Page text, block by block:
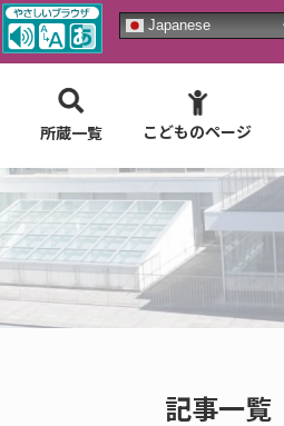
Japanese
所蔵一覧 こどものページ
記事一覧